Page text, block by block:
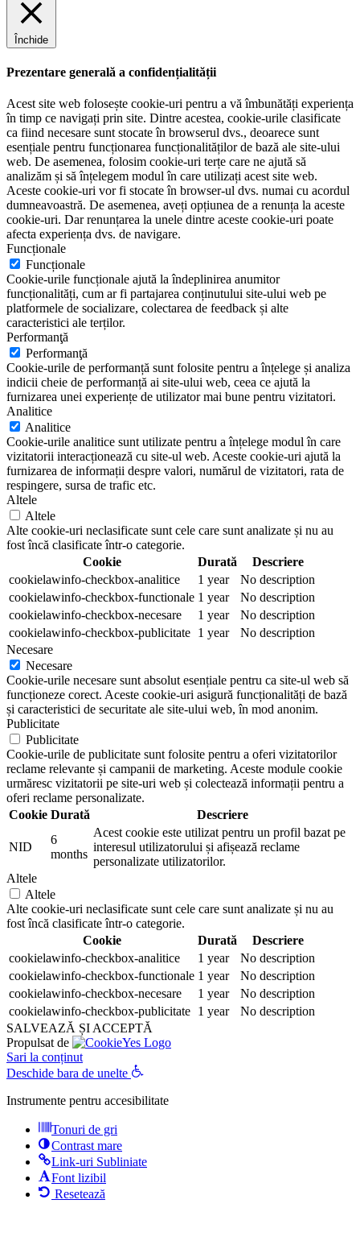
Închide
Prezentare generală a confidențialității
Acest site web folosește cookie-uri pentru a vă îmbunătăți experiența
în timp ce navigați prin site. Dintre acestea, cookie-urile clasificate
ca fiind necesare sunt stocate în browserul dvs., deoarece sunt
esențiale pentru funcționarea funcționalităților de bază ale site-ului
web. De asemenea, folosim cookie-uri terțe care ne ajută să
analizăm și să înțelegem modul în care utilizați acest site web.
Aceste cookie-uri vor fi stocate în browser-ul dvs. numai cu acordul
dumneavoastră. De asemenea, aveți opțiunea de a renunța la aceste
cookie-uri. Dar renunțarea la unele dintre aceste cookie-uri poate
afecta experiența dvs. de navigare.
Funcționale
Funcționale
Cookie-urile funcționale ajută la îndeplinirea anumitor
funcționalități, cum ar fi partajarea conținutului site-ului web pe
platformele de socializare, colectarea de feedback și alte
caracteristici ale terților.
Performanţă
Performanţă
Cookie-urile de performanță sunt folosite pentru a înțelege și analiza
indicii cheie de performanță ai site-ului web, ceea ce ajută la
furnizarea unei experiențe de utilizator mai bune pentru vizitatori.
Analitice
Analitice
Cookie-urile analitice sunt utilizate pentru a înțelege modul în care
vizitatorii interacționează cu site-ul web. Aceste cookie-uri ajută la
furnizarea de informații despre valori, numărul de vizitatori, rata de
respingere, sursa de trafic etc.
Altele
Altele
Alte cookie-uri neclasificate sunt cele care sunt analizate și nu au
fost încă clasificate într-o categorie.
Cookie
Durată
Descriere
cookielawinfo-checkbox-analitice
1 year
No description
cookielawinfo-checkbox-functionale 1 year
No description
cookielawinfo-checkbox-necesare
1 year
No description
cookielawinfo-checkbox-publicitate 1 year
No description
Necesare
Necesare
Cookie-urile necesare sunt absolut esențiale pentru ca site-ul web să
funcționeze corect. Aceste cookie-uri asigură funcționalități de bază
și caracteristici de securitate ale site-ului web, în mod anonim.
Publicitate
Publicitate
Cookie-urile de publicitate sunt folosite pentru a oferi vizitatorilor
reclame relevante și campanii de marketing. Aceste module cookie
urmăresc vizitatorii pe site-uri web și colectează informații pentru a
oferi reclame personalizate.
Cookie Durată Descriere
NID
6
months
Acest cookie este utilizat pentru un profil bazat pe
interesul utilizatorului și afișează reclame
personalizate utilizatorilor.
Altele
Altele
Alte cookie-uri neclasificate sunt cele care sunt analizate și nu au
fost încă clasificate într-o categorie.
Cookie
Durată
Descriere
cookielawinfo-checkbox-analitice
1 year
No description
cookielawinfo-checkbox-functionale 1 year
No description
cookielawinfo-checkbox-necesare
1 year
No description
cookielawinfo-checkbox-publicitate 1 year
No description
SALVEAZĂ ȘI ACCEPTĂ
Propulsat de
Sari la conținut
Deschide bara de unelte
Instrumente pentru accesibilitate
Tonuri de gri
Contrast mare
Link-uri Subliniate
Font lizibil
Resetează